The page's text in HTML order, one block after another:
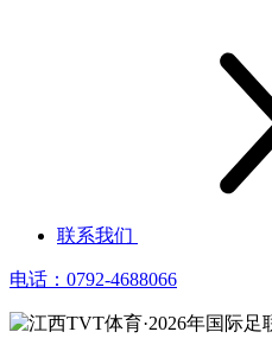
联系我们
电话：0792-4688066